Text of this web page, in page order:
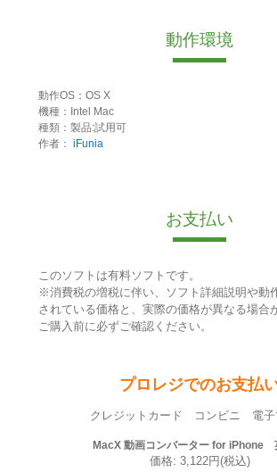
動作環境
動作OS：OS X
機種：Intel Mac
種類：製品:試用可
作者： iFunia
お支払い
このソフトは有料ソフトです。
※消費税の増税に伴い、ソフト詳細説明や動
されている価格と、実際の価格が異なる場合
ご購入前に必ずご確認ください。
プロレジでのお支払
クレジットカード コンビニ 電子
MacX 動画コンバーター for iPhone
価格: 3,122円(税込)